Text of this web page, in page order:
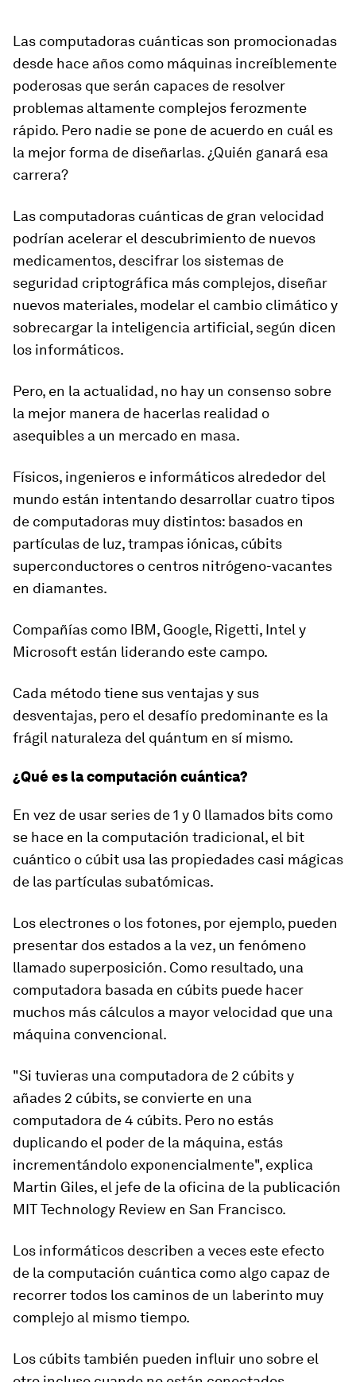
Las computadoras cuánticas son promocionadas
desde hace años como máquinas increíblemente
poderosas que serán capaces de resolver
problemas altamente complejos ferozmente
rápido. Pero nadie se pone de acuerdo en cuál es
la mejor forma de diseñarlas. ¿Quién ganará esa
carrera?
Las computadoras cuánticas de gran velocidad
podrían acelerar el descubrimiento de nuevos
medicamentos, descifrar los sistemas de
seguridad criptográfica más complejos, diseñar
nuevos materiales, modelar el cambio climático y
sobrecargar la inteligencia artificial, según dicen
los informáticos.
Pero, en la actualidad, no hay un consenso sobre
la mejor manera de hacerlas realidad o
asequibles a un mercado en masa.
Físicos, ingenieros e informáticos alrededor del
mundo están intentando desarrollar cuatro tipos
de computadoras muy distintos: basados en
partículas de luz, trampas iónicas, cúbits
superconductores o centros nitrógeno-vacantes
en diamantes.
Compañías como IBM, Google, Rigetti, Intel y
Microsoft están liderando este campo.
Cada método tiene sus ventajas y sus
desventajas, pero el desafío predominante es la
frágil naturaleza del quántum en sí mismo.
¿Qué es la computación cuántica?
En vez de usar series de 1 y 0 llamados bits como
se hace en la computación tradicional, el bit
cuántico o cúbit usa las propiedades casi mágicas
de las partículas subatómicas.
Los electrones o los fotones, por ejemplo, pueden
presentar dos estados a la vez, un fenómeno
llamado superposición. Como resultado, una
computadora basada en cúbits puede hacer
muchos más cálculos a mayor velocidad que una
máquina convencional.
"Si tuvieras una computadora de 2 cúbits y
añades 2 cúbits, se convierte en una
computadora de 4 cúbits. Pero no estás
duplicando el poder de la máquina, estás
incrementándolo exponencialmente", explica
Martin Giles, el jefe de la oficina de la publicación
MIT Technology Review en San Francisco.
Los informáticos describen a veces este efecto
de la computación cuántica como algo capaz de
recorrer todos los caminos de un laberinto muy
complejo al mismo tiempo.
Los cúbits también pueden influir uno sobre el